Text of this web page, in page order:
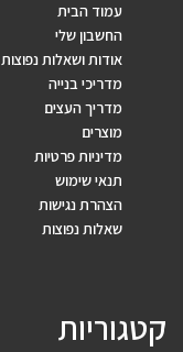
עמוד הבית
החשבון שלי
אודות ושאלות נפוצות
מדריכי בנייה
מדריך העצים
מוצרים
מדיניות פרטיות
תנאי שימוש
הצהרת נגישות
שאלות נפוצות
קטגוריות